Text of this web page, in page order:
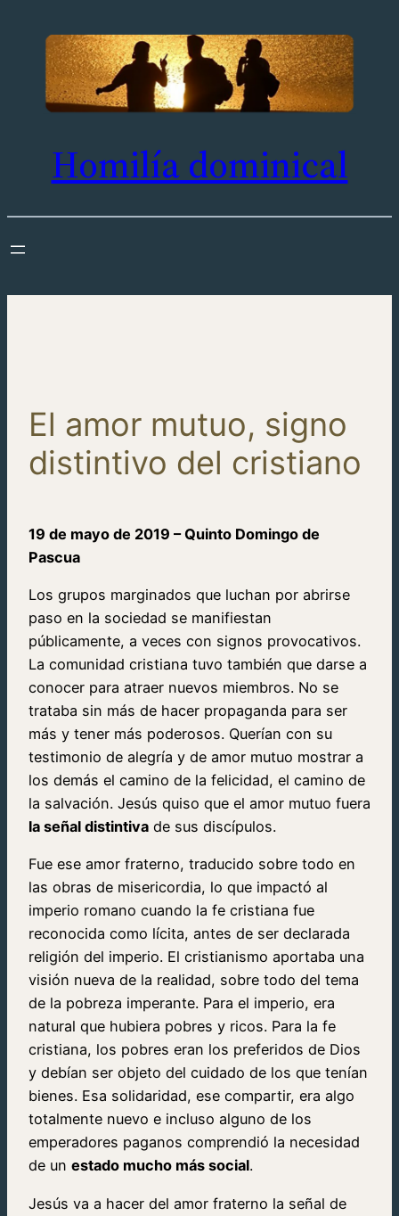
contenido
Homilía dominical
El amor mutuo, signo
distintivo del cristiano
19 de mayo de 2019 – Quinto Domingo de
Pascua
Los grupos marginados que luchan por abrirse
paso en la sociedad se manifiestan
públicamente, a veces con signos provocativos.
La comunidad cristiana tuvo también que darse a
conocer para atraer nuevos miembros. No se
trataba sin más de hacer propaganda para ser
más y tener más poderosos. Querían con su
testimonio de alegría y de amor mutuo mostrar a
los demás el camino de la felicidad, el camino de
la salvación. Jesús quiso que el amor mutuo fuera
la señal distintiva de sus discípulos.
Fue ese amor fraterno, traducido sobre todo en
las obras de misericordia, lo que impactó al
imperio romano cuando la fe cristiana fue
reconocida como lícita, antes de ser declarada
religión del imperio. El cristianismo aportaba una
visión nueva de la realidad, sobre todo del tema
de la pobreza imperante. Para el imperio, era
natural que hubiera pobres y ricos. Para la fe
cristiana, los pobres eran los preferidos de Dios
y debían ser objeto del cuidado de los que tenían
bienes. Esa solidaridad, ese compartir, era algo
totalmente nuevo e incluso alguno de los
emperadores paganos comprendió la necesidad
de un estado mucho más social.
Jesús va a hacer del amor fraterno la señal de